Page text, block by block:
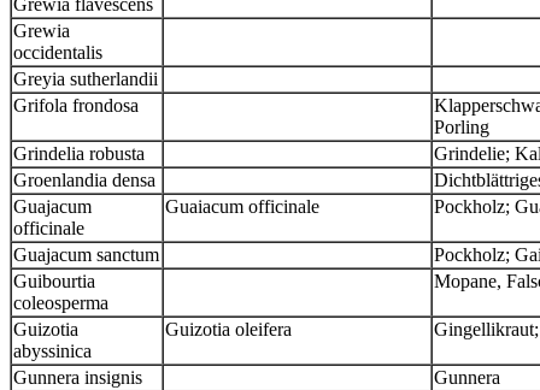
Grewia flavescens
Grewia
occidentalis
Greyia sutherlandii
Grifola frondosa
Porling
Grindelia robusta
Grindelie;
Groenlandia densa
Guajacum
officinale
Guaiacum officinale Pockholz;
Guajacum sanctum
Pockholz;
Guibourtia
coleosperma
Mopane,
Guizotia
abyssinica
Guizotia oleifera
Gunnera insignis
Gunnera